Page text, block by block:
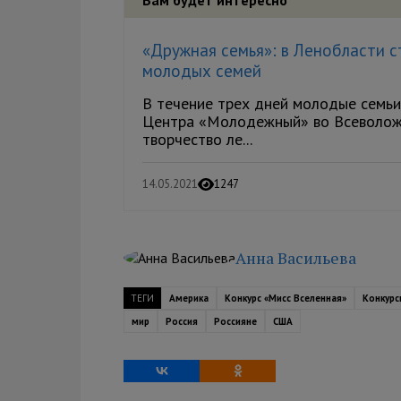
«Дружная семья»: в Ленобласти
молодых семей
В течение трех дней молодые семьи
Центра «Молодежный» во
творчество ле...
14.05.2021 1247
Анна Васильева
ТЕГИ Америка Конкурс «Мисс Вселенная»
мир
Россия Россияне США